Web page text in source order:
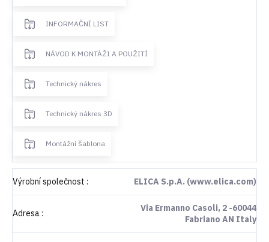
INFORMAČNÍ LIST
NÁVOD K MONTÁŽI A POUŽITÍ
Technický nákres
Technický nákres 3D
Montážní šablona
Výrobní společnost : ELICA S.p.A. (www.elica.com)
Adresa :
Via Ermanno Casoli, 2 -60044
Fabriano AN Italy